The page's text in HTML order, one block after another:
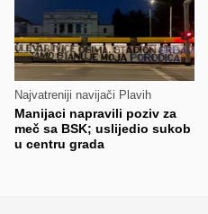
Najvatreniji navijači Plavih
Manijaci napravili poziv za
meč sa BSK; uslijedio sukob
u centru grada